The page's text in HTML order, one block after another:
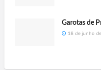
Garotas de
18 de junho